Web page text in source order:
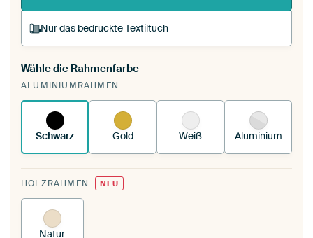
Nur das bedruckte Textiltuch
Du spannst einen wechselbaren Textiltuch in
deinen vorhandenen ArtFrame™.
funktioniert es.
Wähle die Rahmenfarbe
ALUMINIUMRAHMEN
Schwarz Gold Weiß Aluminium
HOLZRAHMEN NEU
Natur